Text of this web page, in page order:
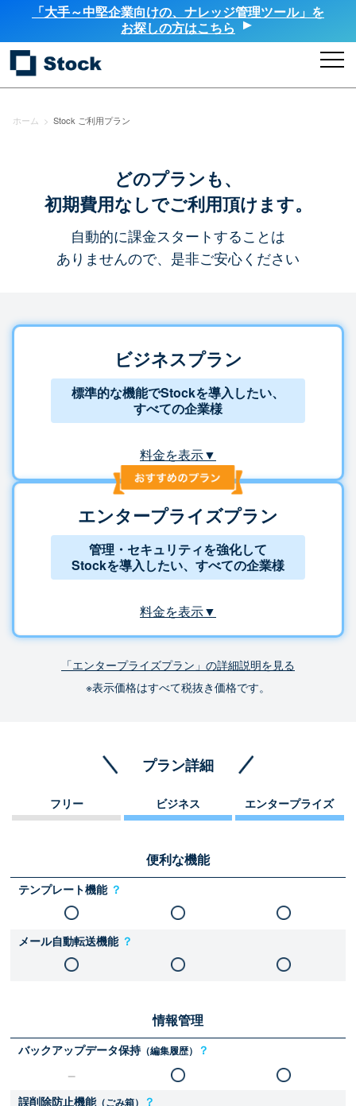
「大手～中堅企業向けの、ナレッジ管理ツール」を
お探しの方はこちら
ホーム > Stock ご利用プラン
どのプランも、
初期費用なしでご利用頂けます。
自動的に課金スタートすることは
ありませんので、是非ご安心ください
ビジネスプラン
標準的な機能でStockを導入したい、
すべての企業様
料金を表示▼
エンタープライズプラン
管理・セキュリティを強化して
Stockを導入したい、すべての企業様
料金を表示▼
「エンタープライズプラン」の詳細説明を見る
※表示価格はすべて税抜き価格です。
プラン詳細
フリー ビジネス エンタープライズ
便利な機能
テンプレート機能 ？
メール自動転送機能 ？
情報管理
バックアップデータ保持（編集履歴） ？
誤削除防止機能（ごみ箱） ？